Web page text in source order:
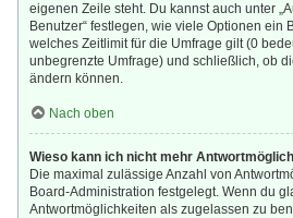
eigenen Zeile steht. Du kannst auch unter
Benutzer“ festlegen, wie viele Optionen ein
welches Zeitlimit für die Umfrage gilt (0
unbegrenzte Umfrage) und schließlich, ob
ändern können.
Nach oben
Wieso kann ich nicht mehr
Die maximal zulässige Anzahl von
Board-Administration festgelegt. Wenn du
Antwortmöglichkeiten als zugelassen zu